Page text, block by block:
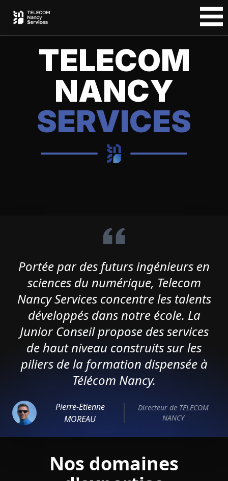
TELECOM
NANCY
SERVICES
Portée par des futurs ingénieurs en
sciences du numérique, Telecom
Nancy Services concentre les talents
développés dans notre école. La
Junior Conseil propose des services
de haut niveau construits sur les
piliers de la formation dispensée à
Télécom Nancy.
Pierre-Etienne
MOREAU
Directeur de TELECOM
NANCY
Nos domaines